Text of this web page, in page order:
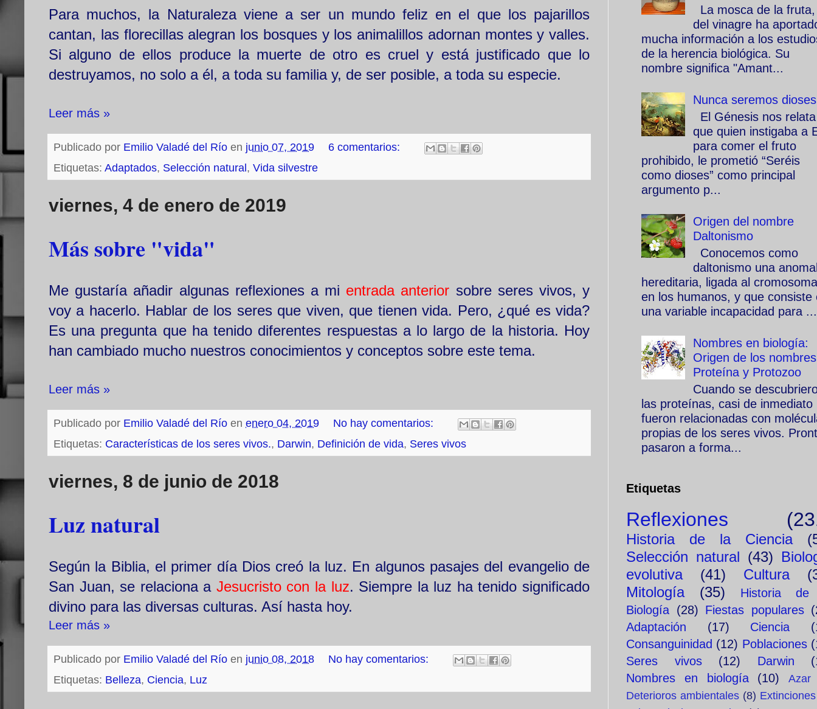
Para muchos, la Naturaleza viene a ser un mundo feliz en el que los pajarillos
cantan, las florecillas alegran los bosques y los animalillos adornan montes y valles.
Si alguno de ellos produce la muerte de otro es cruel y está justificado que lo
destruyamos, no solo a él, a toda su familia y, de ser posible, a toda su especie.
Leer más »
Publicado por Emilio Valadé del Río en junio 07, 2019
6 comentarios:
Etiquetas: Adaptados, Selección natural , Vida silvestre
viernes, 4 de enero de 2019
Más sobre "vida"
Me gustaría añadir algunas reflexiones a mi entrada anterior sobre seres vivos, y
voy a hacerlo. Hablar de los seres que viven, que tienen vida. Pero, ¿qué es vida?
Es una pregunta que ha tenido diferentes respuestas a lo largo de la historia. Hoy
han cambiado mucho nuestros conocimientos y conceptos sobre este tema.
Leer más »
Publicado por Emilio Valadé del Río en enero 04, 2019
No hay comentarios:
Etiquetas: Características de los seres vivos., Darwin, Definición de vida, Seres vivos
viernes, 8 de junio de 2018
Luz natural
Según la Biblia, el primer día Dios creó la luz. En algunos pasajes del evangelio de
San Juan, se relaciona a Jesucristo con la luz. Siempre la luz ha tenido significado
divino para las diversas culturas. Así hasta hoy.
Leer más »
Publicado por Emilio Valadé del Río en junio 08, 2018
No hay comentarios:
Etiquetas: Belleza, Ciencia, Luz
La mosca de la
del vinagre ha
mucha información a los
de la herencia biológica. Su
nombre significa "Amant...
Nunca seremos dioses
El Génesis nos relata
que quien instigaba a
para comer el fruto
prohibido, le prometió “Seréis
como dioses” como principal
argumento p...
Origen del nombre
Daltonismo
Conocemos como
daltonismo una
hereditaria, ligada al
en los humanos, y que consiste
una variable incapacidad para ...
Nombres en biología:
Origen de los nombres
Proteína y Protozoo
Cuando se
las proteínas, casi de inmediato
fueron relacionadas con
propias de los seres vivos.
pasaron a forma...
Etiquetas
Reflexiones
Historia de la Ciencia
Selección natural (43)
evolutiva
(41) Cultura
Mitología
(35)
Historia
Biología (28) Fiestas populares
Adaptación
(17) Ciencia
Consanguinidad (12) Poblaciones
Seres vivos
(12) Darwin
Nombres en biología
(10)
Azar
Deterioros ambientales (8) Extinciones